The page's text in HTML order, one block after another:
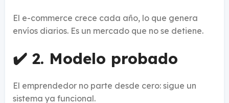
El e-commerce crece cada año, lo que genera
envíos diarios. Es un mercado que no se detiene.
✔️ 2. Modelo probado
El emprendedor no parte desde cero: sigue un
sistema ya funcional.